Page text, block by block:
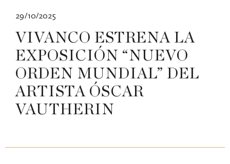
29/10/2025
VIVANCO ESTRENA LA
EXPOSICIÓN “NUEVO
ORDEN MUNDIAL” DEL
ARTISTA ÓSCAR
VAUTHERIN